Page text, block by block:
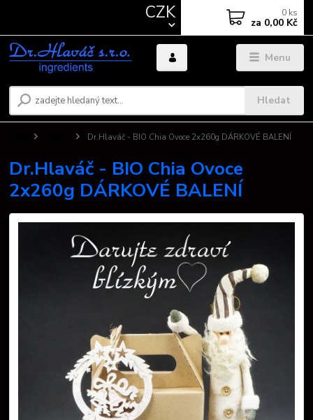
Menu
CZK
Hledat
0 ks
za 0,00 Kč
Dr.Hlaváč - BIO Chia Ovoce 2x260g DÁRKOVÉ BALENÍ
Dr.Hlaváč - BIO Chia Ovoce
2x260g DÁRKOVÉ BALENÍ